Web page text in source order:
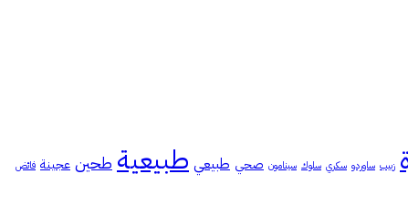
زبيب ساوردو سكري سلوك سينامون صحي طبيعي طبيعية طحين عجينة فائض